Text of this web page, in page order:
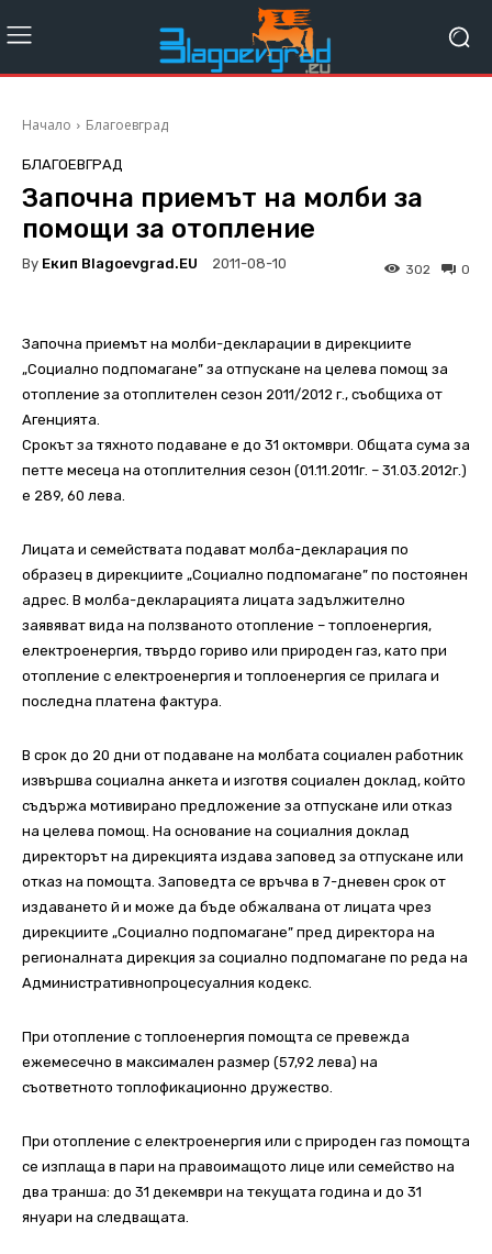
Начало Благоевград
БЛАГОЕВГРАД
Започна приемът на молби за
помощи за отопление
By Екип Blagoevgrad.EU 2011-08-10 0
302
Започна приемът на молби-декларации в дирекциите
„Социално подпомагане” за отпускане на целева помощ за
отопление за отоплителен сезон 2011/2012 г., съобщиха от
Агенцията.
Срокът за тяхното подаване е до 31 октомври. Общата сума за
петте месеца на отоплителния сезон (01.11.2011г. – 31.03.2012г.)
е 289, 60 лева.
Лицата и семействата подават молба-декларация по
образец в дирекциите „Социално подпомагане” по постоянен
адрес. В молба-декларацията лицата задължително
заявяват вида на ползваното отопление – топлоенергия,
електроенергия, твърдо гориво или природен газ, като при
отопление с електроенергия и топлоенергия се прилага и
последна платена фактура.
В срок до 20 дни от подаване на молбата социален работник
извършва социална анкета и изготвя социален доклад, който
съдържа мотивирано предложение за отпускане или отказ
на целева помощ. На основание на социалния доклад
директорът на дирекцията издава заповед за отпускане или
отказ на помощта. Заповедта се връчва в 7-дневен срок от
издаването й и може да бъде обжалвана от лицата чрез
дирекциите „Социално подпомагане” пред директора на
регионалната дирекция за социално подпомагане по реда на
Административнопроцесуалния кодекс.
При отопление с топлоенергия помощта се превежда
ежемесечно в максимален размер (57,92 лева) на
съответното топлофикационно дружество.
При отопление с електроенергия или с природен газ помощта
се изплаща в пари на правоимащото лице или семейство на
два транша: до 31 декември на текущата година и до 31
януари на следващата.